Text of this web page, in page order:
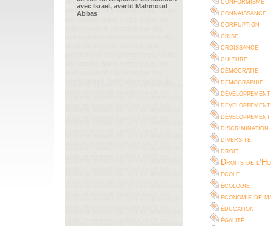
connaissance
corruption
crise
croissance
culture
démocratie
démographie
développement
discrimination
diversité
droit
Droits de
école
écologie
économie de
éducation
égalité
avec Israël, avertit Mahmoud
Abbas